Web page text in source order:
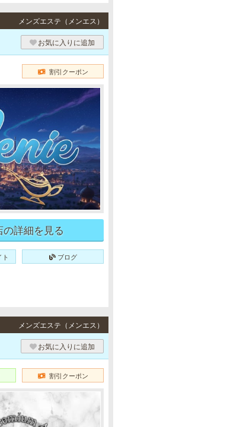
メンズエステ（メンエス）
お気に入りに追加
割引クーポン
の詳細を見る
ブログ
メンズエステ（メンエス）
お気に入りに追加
割引クーポン